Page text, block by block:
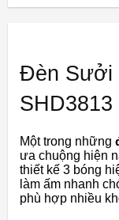
Đèn Sưởi
SHD3813
Một trong những
ưa chuộng hiện
thiết kế 3 bóng
làm ấm nhanh
phù hợp nhiều